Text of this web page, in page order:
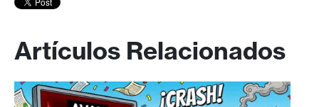
Artículos Relacionados